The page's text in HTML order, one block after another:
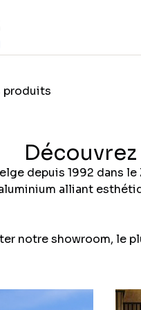
produits
depuis 1992 dans
alliant
notre showroom, le